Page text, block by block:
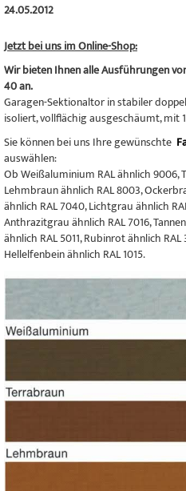
24.05.2012
Jetzt bei uns im Online-Shop:
Wir bieten Ihnen alle Ausführungen
40 an.
Garagen-Sektionaltor in stabiler
isoliert, vollflächig ausgeschäumt, mit
Sie können bei uns Ihre gewünschte
auswählen:
Ob Weißaluminium RAL ähnlich 9006,
Lehmbraun ähnlich RAL 8003,
ähnlich RAL 7040, Lichtgrau ähnlich
Anthrazitgrau ähnlich RAL 7016,
ähnlich RAL 5011, Rubinrot ähnlich
Hellelfenbein ähnlich RAL 1015.